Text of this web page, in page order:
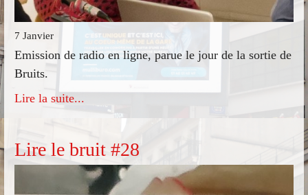
7 Janvier
Emission de radio en ligne, parue le jour de la sortie de
Bruits.
Lire la suite...
Lire le bruit #28